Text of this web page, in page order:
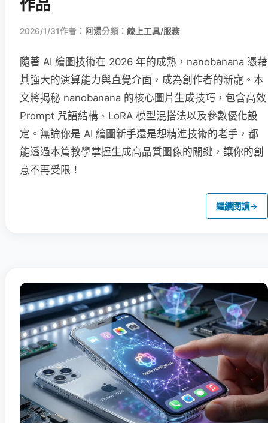
作品
2026/1/31作者： 阿湯分類： 線上工具/服務
隨著 AI 繪圖技術在 2026 年的成熟，nanobanana 憑藉
其強大的演算能力與直覺介面，成為創作者的新寵。本
文將揭秘 nanobanana 的核心圖片生成技巧，包含高效
Prompt 咒語結構、LoRA 模型混搭法以及參數優化設
定。無論你是 AI 繪圖新手還是想精進技術的老手，都
能透過本篇教學掌握生成高品質圖像的關鍵，讓你的創
意不再受限！
繼續閱讀→